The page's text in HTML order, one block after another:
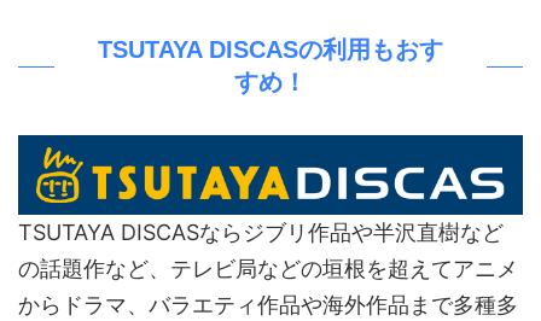
TSUTAYA DISCASの利用もおす
すめ！
TSUTAYA DISCASならジブリ作品や半沢直樹など
の話題作など、テレビ局などの垣根を超えてアニメ
からドラマ、バラエティ作品や海外作品まで多種多